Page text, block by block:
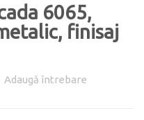
6065,
finisaj
Adaugă întrebare